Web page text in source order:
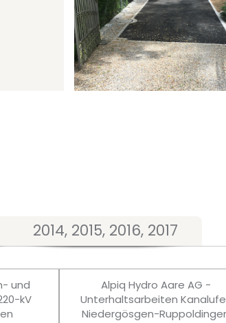
2014, 2015, 2016, 2017
und
kV
Alpiq Hydro Aare AG -
Unterhaltsarbeiten
Niedergösgen-